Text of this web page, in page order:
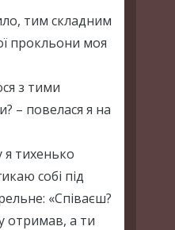
тим складним
прокльони моя
з тими
– повелася я на
я тихенько
собі під
«Співаєш?
отримав, а ти